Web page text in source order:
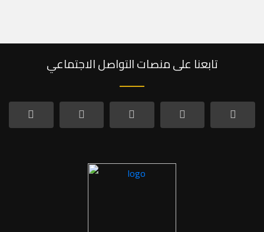
تابعنا على منصات التواصل الاجتماعي